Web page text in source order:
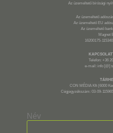
Az üzemeltető bírósági
Az üzemeltető
Az üzemeltető EU
Az üzemeltető
Magnet
16200175-
Telefon: +36
e-mail: info [@]
CON MÉDIA Kft (6000
Cégjegyzékszám: 03-09-
Név